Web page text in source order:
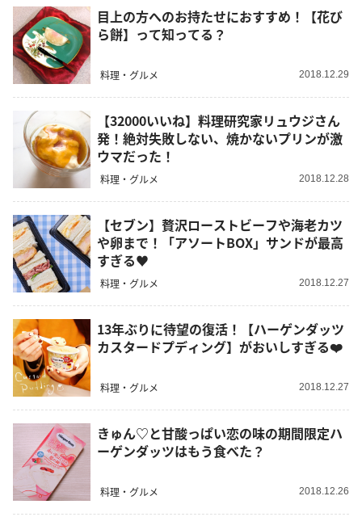
目上の方へのお持たせにおすすめ！【花び
ら餅】って知ってる？
料理・グルメ 2018.12.29
【32000いいね】料理研究家リュウジさん
発！絶対失敗しない、焼かないプリンが激
ウマだった！
料理・グルメ 2018.12.28
【セブン】贅沢ローストビーフや海老カツ
や卵まで！「アソートBOX」サンドが最高
すぎる♥
料理・グルメ 2018.12.27
13年ぶりに待望の復活！【ハーゲンダッツ
カスタードプディング】がおいしすぎる❤️
料理・グルメ 2018.12.27
きゅん♡と甘酸っぱい恋の味の期間限定ハ
ーゲンダッツはもう食べた？
料理・グルメ 2018.12.26